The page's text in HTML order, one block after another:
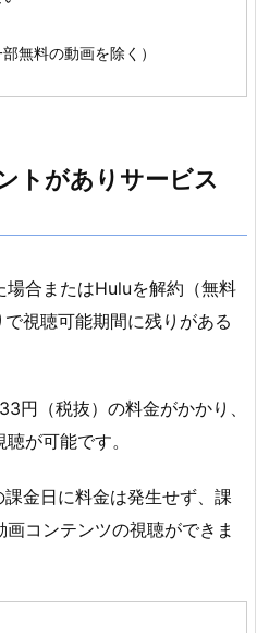
無料の動画を除く）
トがありサービス
合またはHuluを解約（無料
視聴可能期間に残りがある
円（税抜）の料金がかかり、
が可能です。
金日に料金は発生せず、課
コンテンツの視聴ができま